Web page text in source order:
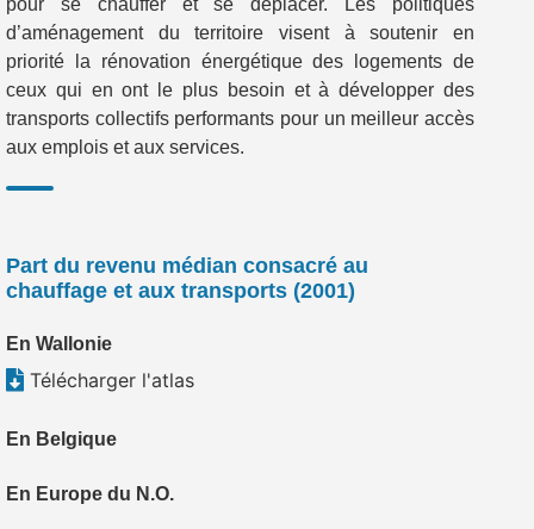
pour se chauffer et se déplacer. Les politiques
d’aménagement du territoire visent à soutenir en
priorité la rénovation énergétique des logements de
ceux qui en ont le plus besoin et à développer des
transports collectifs performants pour un meilleur accès
aux emplois et aux services.
Part du revenu médian consacré au
chauffage et aux transports (2001)
En Wallonie
Télécharger l'atlas
En Belgique
En Europe du N.O.